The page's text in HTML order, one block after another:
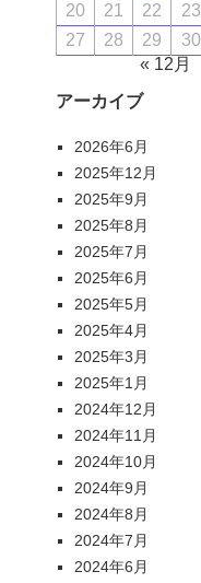
20
21 22 23
27
28 29 30
« 12月
アーカイブ
2026年6月
2025年12月
2025年9月
2025年8月
2025年7月
2025年6月
2025年5月
2025年4月
2025年3月
2025年1月
2024年12月
2024年11月
2024年10月
2024年9月
2024年8月
2024年7月
2024年6月